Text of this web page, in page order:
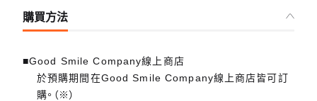
購買方法
■Good Smile Company線上商店
於預購期間在Good Smile Company線上商店皆可訂
購。（※）